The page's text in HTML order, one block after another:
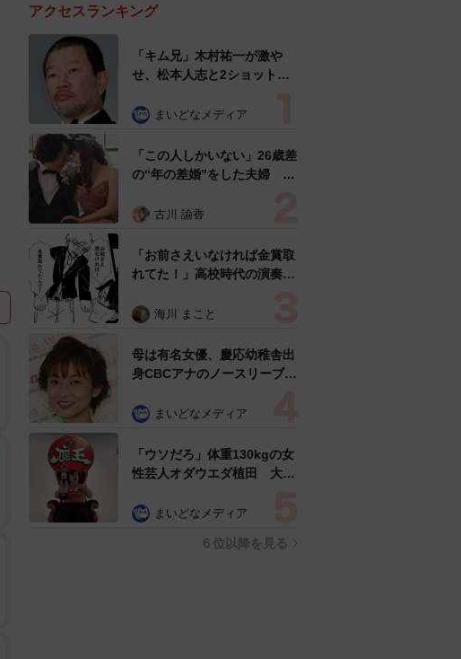
アクセスランキング
「キム兄」木村祐一が激や
せ、松本人志と2ショット
「テキヤの兄さん」
まいどなメディア
「この人しかいない」26歳差
の“年の差婚”をした夫婦 出
た？ 今の思いを聞いた
古川 諭香
「お前さえいなければ金賞取
れてた！」高校時代の演奏会
生は楽器修理職人に 10年後
ぬ申し出【漫画】
海川 まこと
母は有名女優、慶応幼稚舎出
身CBCアナのノースリーブ姿
る」「天使の笑顔」
まいどなメディア
「ウソだろ」体重130kgの女
性芸人オダウエダ植田 大学
で」 まいどなメディア
６位以降を見る